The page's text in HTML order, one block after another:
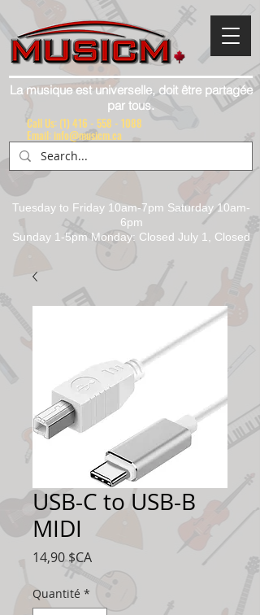
La musique est universelle, doit être partagée
par tous.
Tuesday to Friday 10am-7pm Saturday 10am-
6pm
Sunday 1-5pm Monday: Closed July 1, Closed
Call Us: (1) 416 - 558 - 1088
Email: info@musicm.ca
USB-C to USB-B
MIDI
14,90 $CAPrix
Quantité *